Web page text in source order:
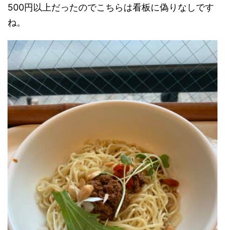
500円以上だったのでこちらは看板に偽りなしです
ね。